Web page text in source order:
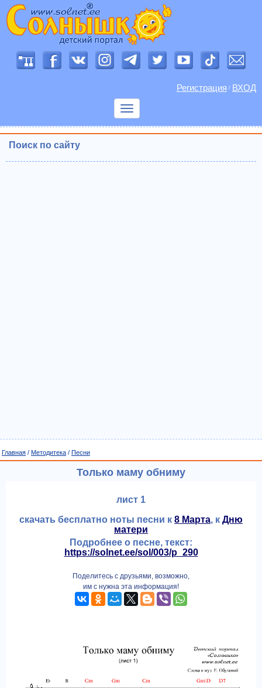
Регистрация / ВХОД
Показать
Поиск по сайту
Главная / Методитека / Песни
Только маму обниму
лист 1
скачать бесплатно ноты песни к 8 Марта, к Дню
матери
Подробнее о песне, текст:
https://solnet.ee/sol/003/p_290
Поделитесь с друзьями, возможно,
им с нужна эта информация!